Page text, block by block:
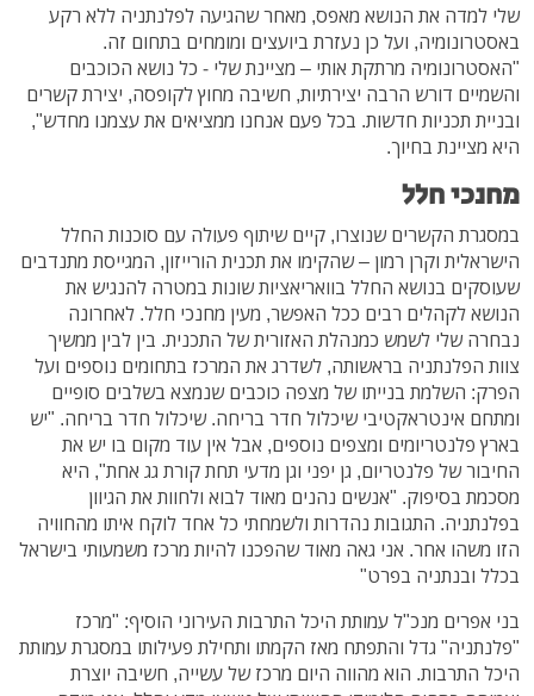
שלי למדה את הנושא מאפס, מאחר שהגיעה לפלנתניה ללא רקע
באסטרונומיה, ועל כן נעזרת ביועצים ומומחים בתחום זה.
"האסטרונומיה מרתקת אותי – מציינת שלי - כל נושא הכוכבים
והשמיים דורש הרבה יצירתיות, חשיבה מחוץ לקופסה, יצירת קשרים
ובניית תכניות חדשות. בכל פעם אנחנו ממציאים את עצמנו מחדש",
היא מציינת בחיוך.
מחנכי חלל
במסגרת הקשרים שנוצרו, קיים שיתוף פעולה עם סוכנות החלל
הישראלית וקרן רמון – שהקימו את תכנית הורייזון, המגייסת מתנדבים
שעוסקים בנושא החלל בוואריאציות שונות במטרה להנגיש את
הנושא לקהלים רבים ככל האפשר, מעין מחנכי חלל. לאחרונה
נבחרה שלי לשמש כמנהלת האזורית של התכנית. בין לבין ממשיך
צוות הפלנתניה בראשותה, לשדרג את המרכז בתחומים נוספים ועל
הפרק: השלמת בנייתו של מצפה כוכבים שנמצא בשלבים סופיים
ומתחם אינטראקטיבי שיכלול חדר בריחה. שיכלול חדר בריחה. "יש
בארץ פלנטריומים ומצפים נוספים, אבל אין עוד מקום בו יש את
החיבור של פלנטריום, גן יפני וגן מדעי תחת קורת גג אחת", היא
מסכמת בסיפוק. "אנשים נהנים מאוד לבוא ולחוות את הגיוון
בפלנתניה. התגובות נהדרות ולשמחתי כל אחד לוקח איתו מהחוויה
הזו משהו אחר. אני גאה מאוד שהפכנו להיות מרכז משמעותי בישראל
בכלל ובנתניה בפרט"
בני אפרים מנכ"ל עמותת היכל התרבות העירוני הוסיף: "מרכז
"פלנתניה" גדל והתפתח מאז הקמתו ותחילת פעילותו במסגרת עמותת
היכל התרבות. הוא מהווה היום מרכז של עשייה, חשיבה יוצרת